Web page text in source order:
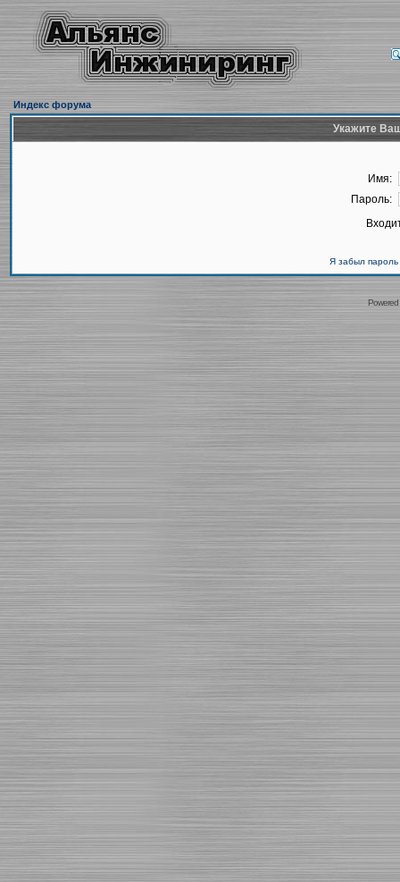
Индекс форума
Укажите
Имя:
Пароль:
Я забыл пароль